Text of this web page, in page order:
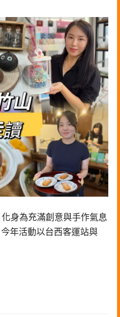
身為充滿創意與手作氣息
年活動以台西客運站與